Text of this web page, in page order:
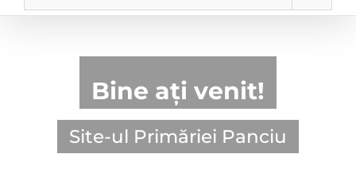
Bine ați venit!
Site-ul Primăriei Panciu